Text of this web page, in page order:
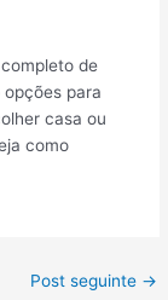
de
para
casa ou
como
Post seguinte →